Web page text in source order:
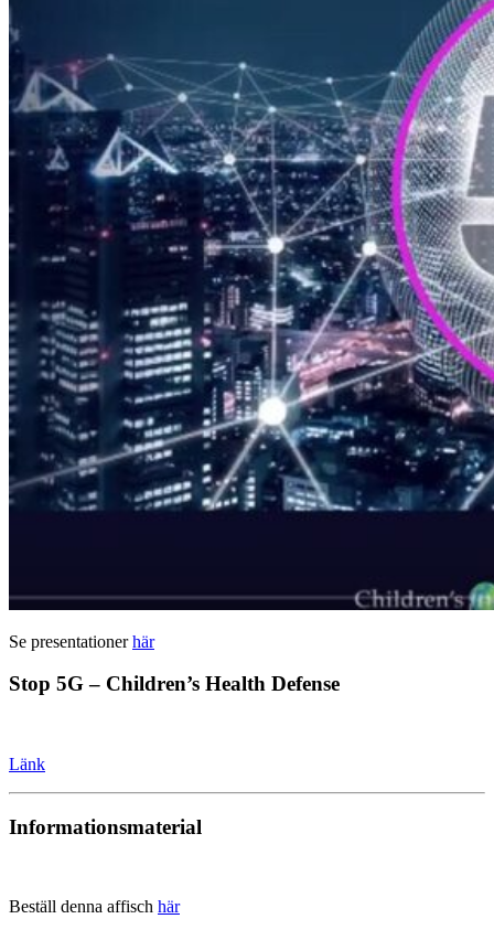
Se presentationerhär
Stop 5G – Children’s Health Defense
Länk
Informationsmaterial
Beställ denna affisch här